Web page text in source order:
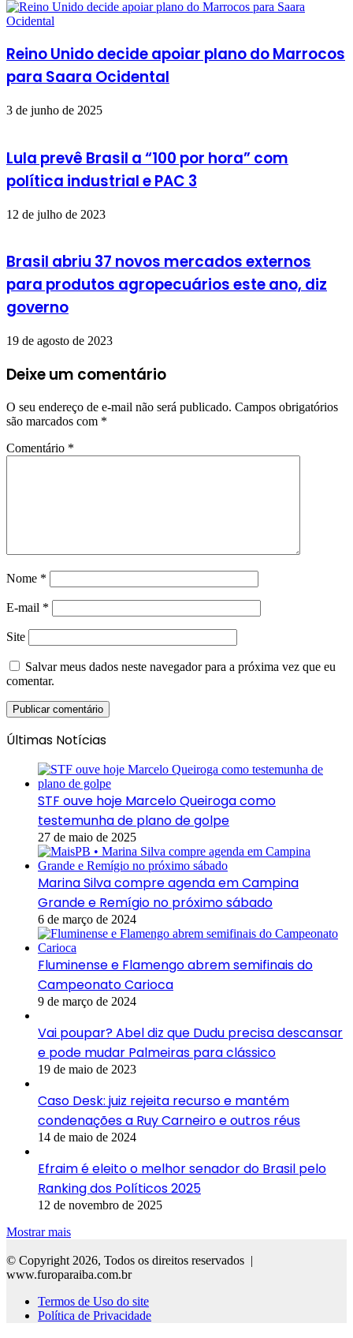
Reino Unido decide apoiar plano do Marrocos
para Saara Ocidental
3 de junho de 2025
Lula prevê Brasil a “100 por hora” com
política industrial e PAC 3
12 de julho de 2023
Brasil abriu 37 novos mercados externos
para produtos agropecuários este ano, diz
governo
19 de agosto de 2023
Deixe um comentário
O seu endereço de e-mail não será publicado. Campos obrigatórios
são marcados com *
Comentário *
Nome *
E-mail *
Site
Salvar meus dados neste navegador para a próxima vez que eu
comentar.
Últimas Notícias
STF ouve hoje Marcelo Queiroga como
testemunha de plano de golpe
27 de maio de 2025
Marina Silva compre agenda em Campina
Grande e Remígio no próximo sábado
6 de março de 2024
Fluminense e Flamengo abrem semifinais do
Campeonato Carioca
9 de março de 2024
Vai poupar? Abel diz que Dudu precisa descansar
e pode mudar Palmeiras para clássico
19 de maio de 2023
Caso Desk: juiz rejeita recurso e mantém
condenações a Ruy Carneiro e outros réus
14 de maio de 2024
Efraim é eleito o melhor senador do Brasil pelo
Ranking dos Políticos 2025
12 de novembro de 2025
Mostrar mais
© Copyright 2026, Todos os direitos reservados |
www.furoparaiba.com.br
Termos de Uso do site
Política de Privacidade